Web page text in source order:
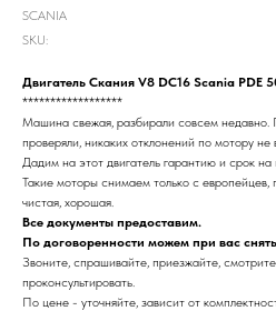
SCANIA
SKU:
Двигатель Скания V8 DC16 Scania PDE
******************
Машина свежая, разбирали совсем
проверяли, никаких отклонений по мотору
Дадим на этот двигатель гарантию и срок на
Такие моторы снимаем только с европейцев,
чистая, хорошая.
Все документы предоставим.
По договоренности можем при вас
Звоните, спрашивайте, приезжайте,
проконсультировать.
По цене - уточняйте, зависит от